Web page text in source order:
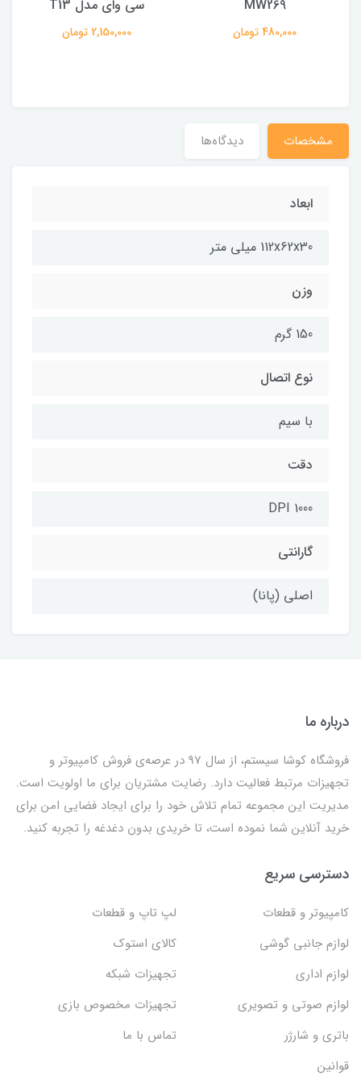
MW269
480,000 تومان
سی وای مدل T13
2,150,000 تومان
مشخصات دیدگاه‌ها
ابعاد
112x62x30 میلی متر
وزن
150 گرم
نوع اتصال
با سیم
دقت
1000 DPI
گارانتی
اصلی (پانا)
درباره ما
فروشگاه کوشا سیستم، از سال 97 در عرصه‌ی فروش کامپیوتر و
تجهیزات مرتبط فعالیت دارد. رضایت مشتریان برای ما اولویت است.
مدیریت این مجموعه تمام تلاش خود را برای ایجاد فضایی امن برای
خرید آنلاین شما نموده است، تا خریدی بدون دغدغه را تجربه کنید.
دسترسی سریع
کامپیوتر و قطعات
لپ تاپ و قطعات
لوازم جانبی گوشی
کالای استوک
لوازم اداری
تجهیزات شبکه
لوازم صوتی و تصویری
تجهیزات مخصوص بازی
باتری و شارژر
تماس با ما
قوانین